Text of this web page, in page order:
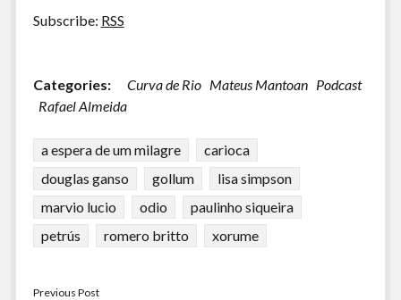
Subscribe: RSS
Categories: Curva de Rio Mateus Mantoan Podcast
Rafael Almeida
a espera de um milagre
carioca
douglas ganso
gollum
lisa simpson
marvio lucio
odio
paulinho siqueira
petrús
romero britto xorume
Previous Post